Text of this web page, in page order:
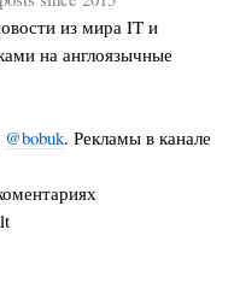
из мира IT и
на англоязычные
@bobuk. Рекламы в канале